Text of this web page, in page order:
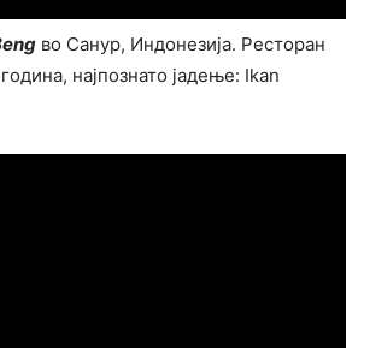
во Санур, Индонезија. Ресторан
најпознато јадење: Ikan